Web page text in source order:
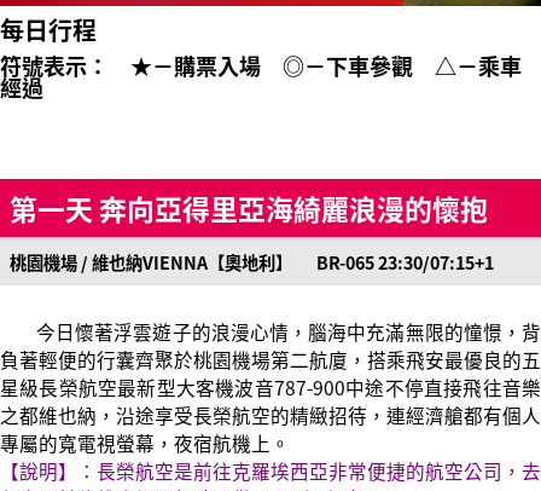
每日行程
符號表示： ★－購票入場 ◎－下車參觀 △－乘車
經過
第一天 奔向亞得里亞海綺麗浪漫的懷抱
桃園機場 / 維也納VIENNA【奧地利】 BR-065 23:30/07:15+1
今日懷著浮雲遊子的浪漫心情，腦海中充滿無限的憧憬，背
負著輕便的行囊齊聚於桃園機場第二航廈，搭乘飛安最優良的五
星級長榮航空最新型大客機波音787-900中途不停直接飛往音樂
之都維也納，沿途享受長榮航空的精緻招待，連經濟艙都有個人
專屬的寬電視螢幕，夜宿航機上。
【說明】：長榮航空是前往克羅埃西亞非常便捷的航空公司，去